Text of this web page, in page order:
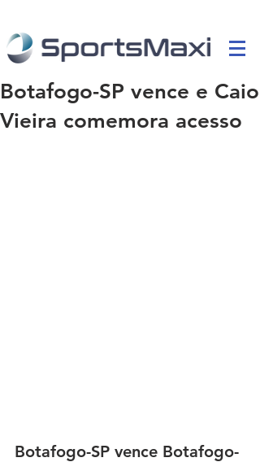
Botafogo-SP vence e Caio
Vieira comemora acesso
Botafogo-SP vence Botafogo-